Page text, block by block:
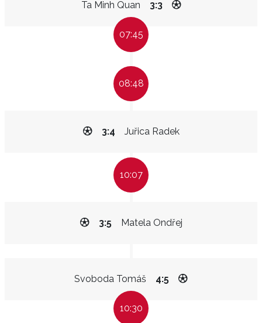
Ta Minh Quan 3:3
07:45
08:48
Juřica Radek
3:4
10:07
Matela Ondřej
3:5
Svoboda Tomáš 4:5
10:30